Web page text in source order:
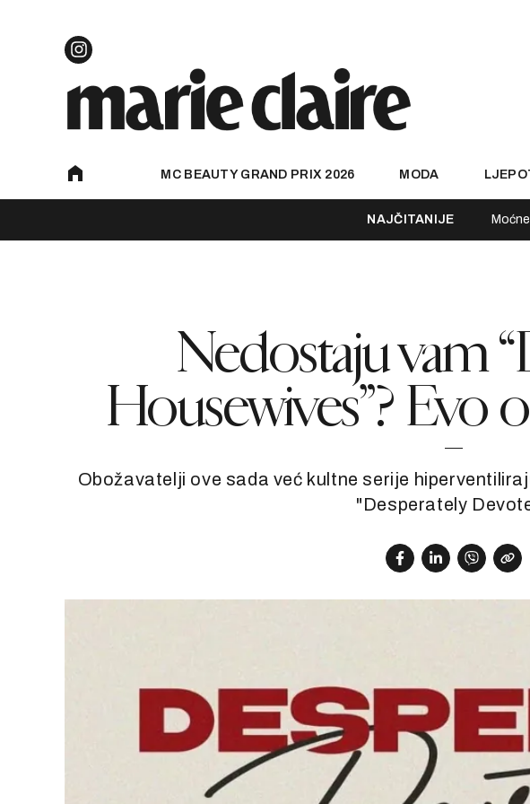
MC BEAUTY GRAND PRIX 2026 MODA
NAJČITANIJE
Nedostaju vam
Housewives”? Evo
Obožavatelji ove sada već kultne serije
"Desperately